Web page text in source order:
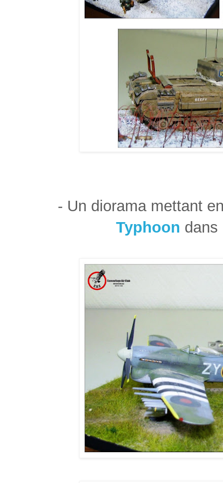
- Un diorama mettant
Typhoon